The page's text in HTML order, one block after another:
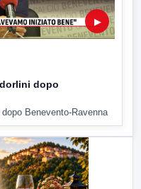
▶
dopo
Benevento-Ravenna